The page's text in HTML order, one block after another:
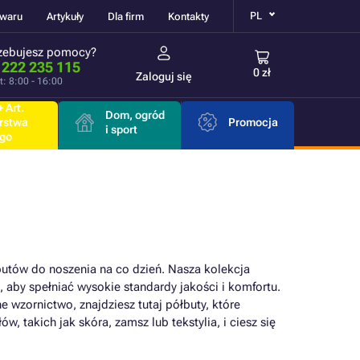
Artykuły Dla firm Kontakty PL
pomocy?
235 115
8:00 - 16:00 Zaloguj się 0 zł
Art.
Dom, ogród
i sport
Promocja
do noszenia na co dzień. Nasza kolekcja
spełniać wysokie standardy jakości i komfortu.
wzornictwo, znajdziesz tutaj półbuty, które
takich jak skóra, zamsz lub tekstylia, i ciesz się